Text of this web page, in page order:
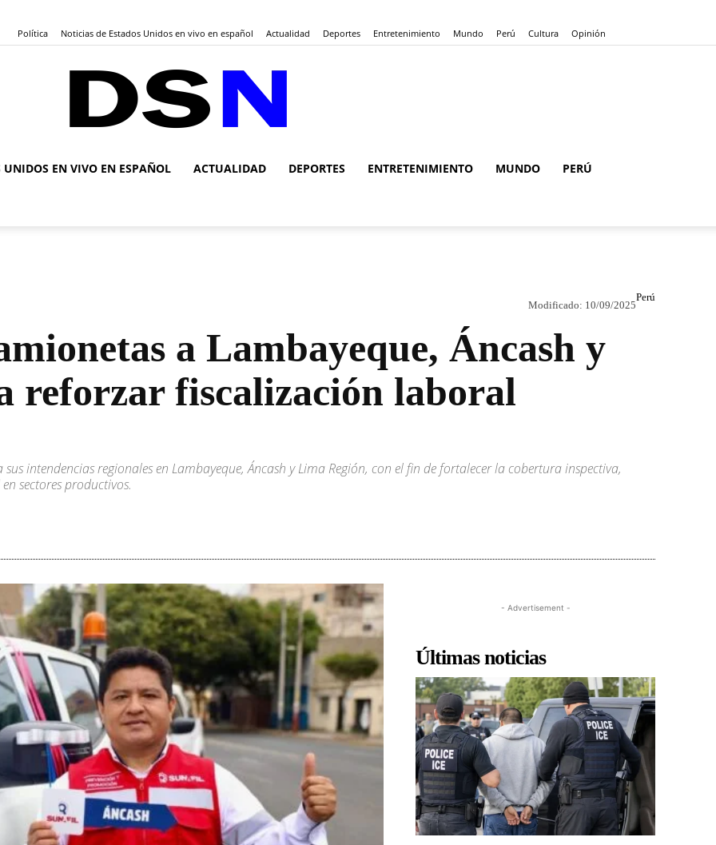
Política Noticias de Estados Unidos en vivo en español Actualidad Deportes Entretenimiento Mundo Perú Cultura Opinión
UNIDOS EN VIVO EN ESPAÑOL ACTUALIDAD DEPORTES ENTRETENIMIENTO MUNDO PERÚ
Perú
Modificado: 10/09/2025
a Lambayeque, Áncash y
reforzar fiscalización laboral
intendencias regionales en Lambayeque, Áncash y Lima Región, con el fin de fortalecer la cobertura inspectiva,
sectores productivos.
- Advertisement -
Últimas noticias